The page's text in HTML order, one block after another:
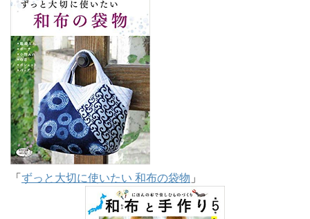
「 ずっと大切に使いたい 和布の袋物 」